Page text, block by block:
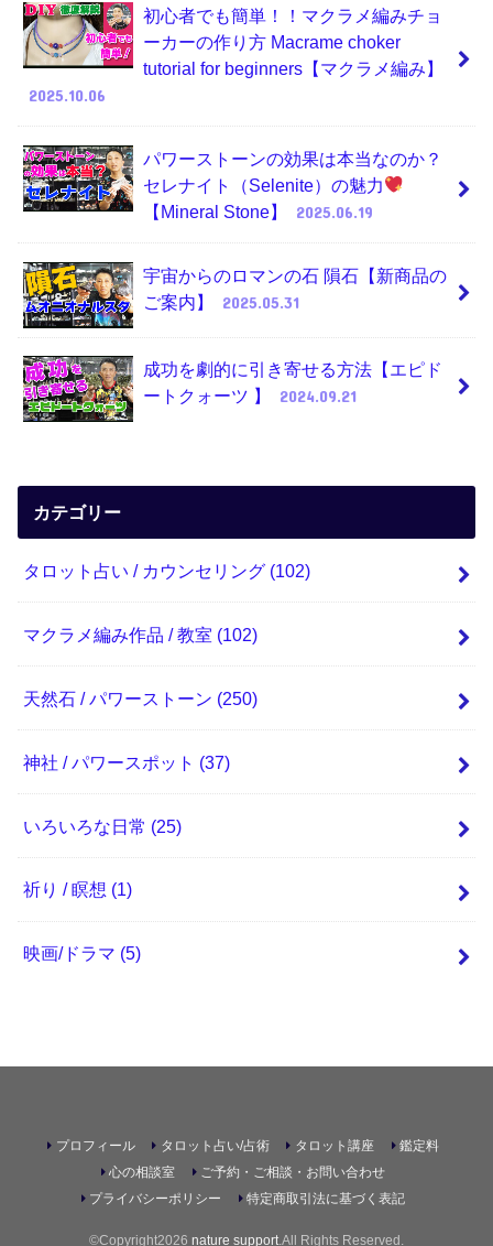
初心者でも簡単！！マクラメ編みチョ
ーカーの作り方 Macrame choker
tutorial for beginners【マクラメ編み】
2025.10.06
パワーストーンの効果は本当なのか？
セレナイト（Selenite）の魅力
【Mineral Stone】
2025.06.19
宇宙からのロマンの石 隕石【新商品の
ご案内】
2025.05.31
成功を劇的に引き寄せる方法【エピド
ートクォーツ 】
2024.09.21
カテゴリー
タロット占い / カウンセリング (102)
マクラメ編み作品 / 教室 (102)
天然石 / パワーストーン (250)
神社 / パワースポット (37)
いろいろな日常 (25)
祈り / 瞑想 (1)
映画/ドラマ (5)
プロフィール タロット占い/占術 タロット講座
鑑定料
心の相談室
ご予約・ご相談・お問い合わせ
プライバシーポリシー
特定商取引法に基づく表記
©Copyright2026 nature support .All Rights Reserved.